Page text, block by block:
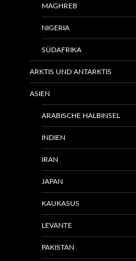
MAGHREB
NIGERIA
SÜDAFRIKA
ARKTIS UND ANTARKTIS
ASIEN
ARABISCHE HALBINSEL
INDIEN
IRAN
JAPAN
KAUKASUS
LEVANTE
PAKISTAN